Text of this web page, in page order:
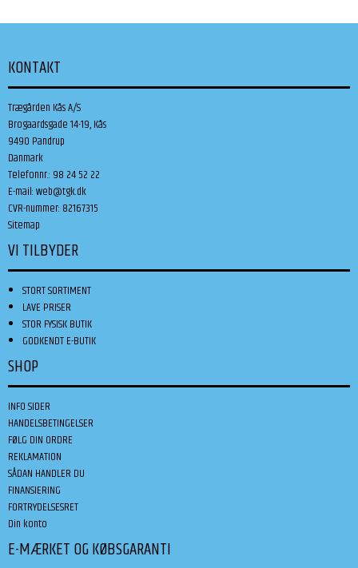
KONTAKT
Trægården Kås A/S
Brogaardsgade 14-19, Kås
9490 Pandrup
Danmark
Telefonnr.: 98 24 52 22
E-mail:web@tgk.dk
CVR-nummer: 82167315
Sitemap
VI TILBYDER
STORT SORTIMENT
LAVE PRISER
STOR FYSISK BUTIK
GODKENDT E-BUTIK
SHOP
INFO SIDER
HANDELSBETINGELSER
FØLG DIN ORDRE
REKLAMATION
SÅDAN HANDLER DU
FINANSIERING
FORTRYDELSESRET
Din konto
E-MÆRKET OG KØBSGARANTI